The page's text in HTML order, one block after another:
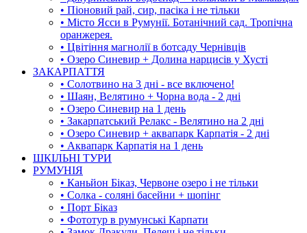
• Піоновий рай, сир, пасіка і не тільки
• Місто Ясси в Румунії. Ботанічний сад. Тропічна
оранжерея.
• Цвітіння магнолії в ботсаду Чернівців
• Озеро Синевир + Долина нарцисів у Хусті
ЗАКАРПАТТЯ
• Солотвино на 3 дні - все включено!
• Шаян, Велятино + Чорна вода - 2 дні
• Озеро Синевир на 1 день
• Закарпатський Релакс - Велятино на 2 дні
• Озеро Синевир + аквапарк Карпатія - 2 дні
• Аквапарк Карпатія на 1 день
ШКІЛЬНІ ТУРИ
РУМУНІЯ
• Каньйон Біказ, Червоне озеро і не тільки
• Солка - соляні басейни + шопінг
• Порт Біказ
• Фототур в румунські Карпати